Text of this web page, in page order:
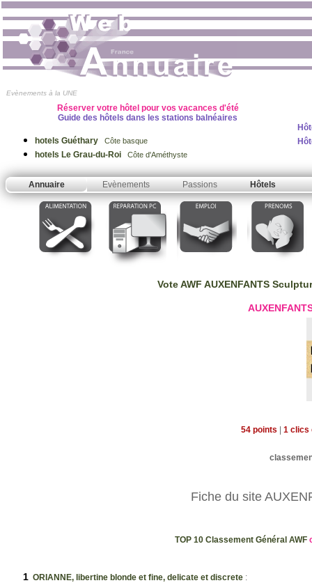
Evènements à la UNE
Réserver votre hôtel pour vos vacances d'été
Guide des hôtels dans les stations balnéaires
hotels Guéthary Côte basque
hotels Le Grau-du-Roi Côte d'Améthyste
Annuaire Evènements Passions Hôtels
Vote AWF AUXENFANTS
54 points 1 clics
Fiche du site
TOP 10 Classement Général AWF
1 ORIANNE, libertine blonde et fine, delicate et discrete :